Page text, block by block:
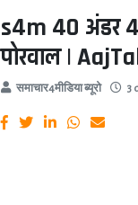
s4m 40 अंडर
पोरवाल |
समाचार4मीडिया ब्यूरो 3